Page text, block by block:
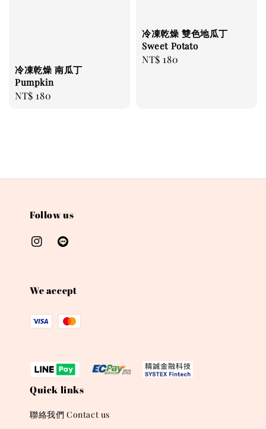
冷凍乾燥 南瓜丁
Pumpkin
Regular
NT$ 180
冷凍乾燥 雙色地瓜丁
Sweet Potato
Regular
NT$ 180
Follow us
We accept
Quick links
聯絡我們 Contact us